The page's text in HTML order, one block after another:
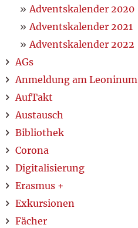
Adventskalender 2020
Adventskalender 2021
Adventskalender 2022
AGs
Anmeldung am Leoninum
AufTakt
Austausch
Bibliothek
Corona
Digitalisierung
Erasmus +
Exkursionen
Fächer